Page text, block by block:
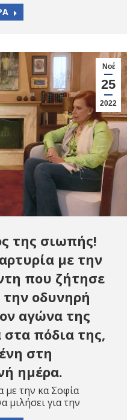
Νοέ
25
2022
της σιωπής!
με την
που ζήτησε
την οδυνηρή
αγώνα της
στα πόδια της,
στη
ημέρα.
με την κα Σοφία
μιλήσει για την